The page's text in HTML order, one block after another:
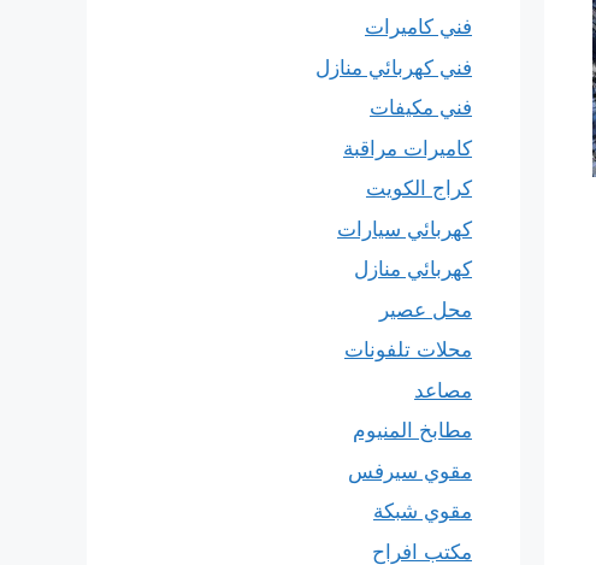
فني كاميرات
فني كهربائي منازل
فني مكيفات
كاميرات مراقبة
كراج الكويت
كهربائي سيارات
كهربائي منازل
محل عصير
محلات تلفونات
مصاعد
مطابخ المنيوم
مقوي سيرفس
مقوي شبكة
مكتب افراح